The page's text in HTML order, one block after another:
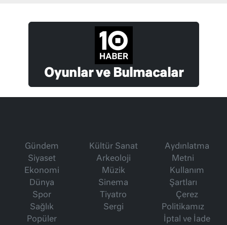
Oyunlar ve Bulmacalar
Gündem
Siyaset
Ekonomi
Dünya
Spor
Sağlık
Popüler
Kültür Sanat
Arkeoloji
Müzik
Sinema
Tiyatro
Sergi
Aydınlatma
Metni
Kullanım
Şartları
Çerez
Politikamız
İptal ve İade